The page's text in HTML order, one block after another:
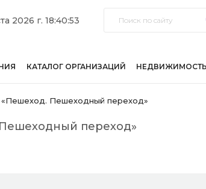
2026 г. 18:40:53
КАТАЛОГ ОРГАНИЗАЦИЙ НЕДВИЖИМОСТЬ
«Пешеход. Пешеходный переход»
переход»